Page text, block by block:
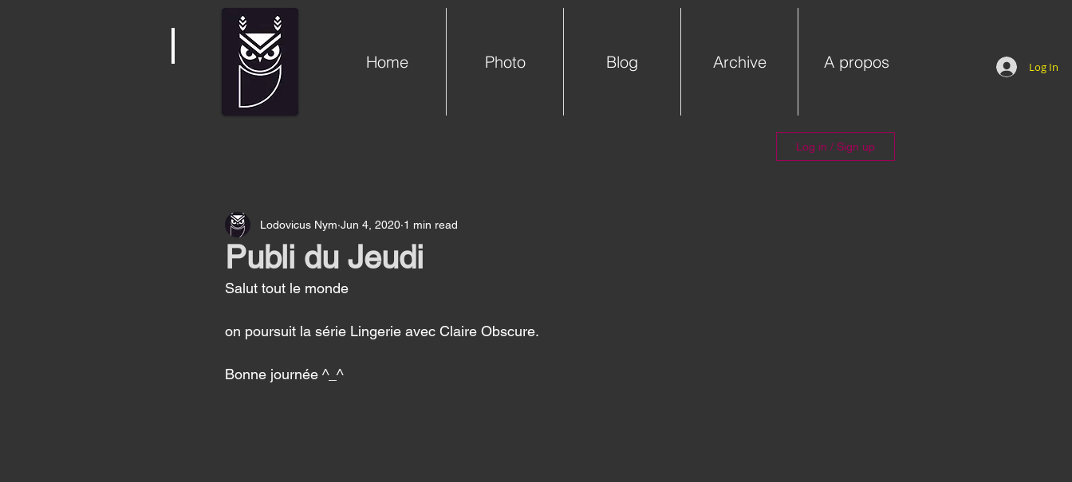
Home Photo Blog Archive A propos Log In
Log in / Sign up
Publi du Jeudi
Lodovicus Nym Jun 4, 2020 1 min read
Salut tout le monde
on poursuit la série Lingerie avec Claire Obscure.
Bonne journée ^_^